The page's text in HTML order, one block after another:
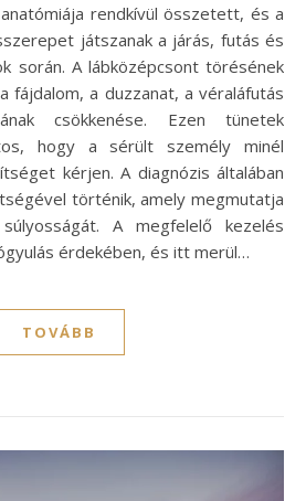
rendkívül összetett, és a
játszanak a járás, futás és
során. A lábközépcsont törésének
fájdalom, a duzzanat, a véraláfutás
csökkenése. Ezen tünetek
hogy a sérült személy minél
kérjen. A diagnózis általában
történik, amely megmutatja
A megfelelő kezelés
érdekében, és itt merül…
TOVÁBB